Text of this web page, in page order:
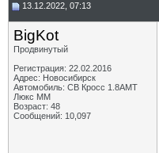
13.12.2022, 07:13
BigKot
Продвинутый
Регистрация: 22.02.2016
Адрес: Новосибирск
Автомобиль: СВ Кросс 1.8АМТ
Люкс ММ
Возраст: 48
Сообщений: 10,097